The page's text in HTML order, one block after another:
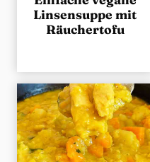
Linsensuppe mit
Räuchertofu